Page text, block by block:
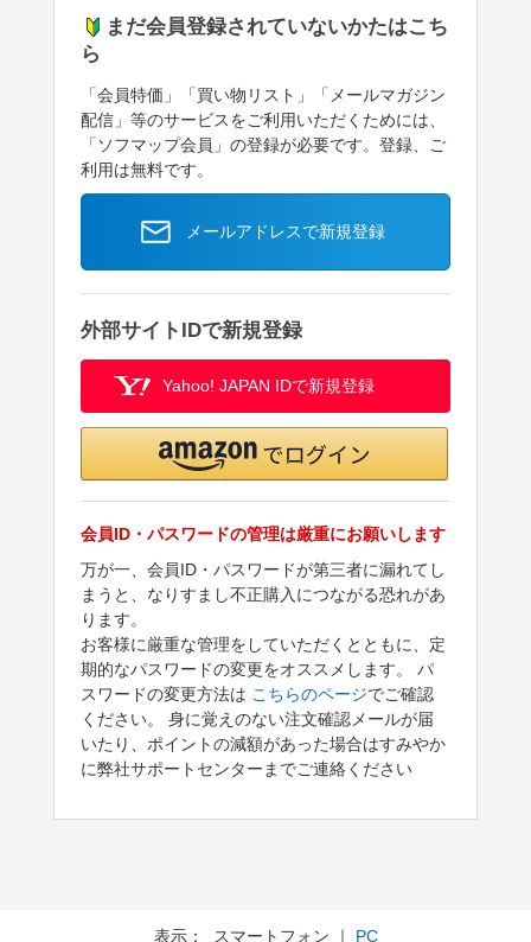
まだ会員登録されていないかたはこち
ら
「会員特価」「買い物リスト」「メールマガジン
配信」等のサービスをご利用いただくためには、
「ソフマップ会員」の登録が必要です。登録、ご
利用は無料です。
メールアドレスで新規登録
外部サイトIDで新規登録
Yahoo! JAPAN IDで新規登録
会員ID・パスワードの管理は厳重にお願いします
万が一、会員ID・パスワードが第三者に漏れてし
まうと、なりすまし不正購入につながる恐れがあ
ります。
お客様に厳重な管理をしていただくとともに、定
期的なパスワードの変更をオススメします。 パ
スワードの変更方法は こちらのページでご確認
ください。 身に覚えのない注文確認メールが届
いたり、ポイントの減額があった場合はすみやか
に弊社サポートセンターまでご連絡ください
表示： スマートフォン ｜ PC